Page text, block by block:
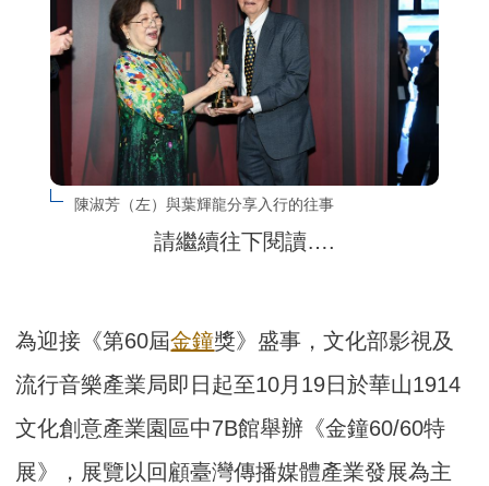
陳淑芳（左）與葉輝龍分享入行的往事
請繼續往下閱讀….
為迎接《第60屆金鐘獎》盛事，文化部影視及
流行音樂產業局即日起至10月19日於華山1914
文化創意產業園區中7B館舉辦《金鐘60/60特
展》，展覽以回顧臺灣傳播媒體產業發展為主